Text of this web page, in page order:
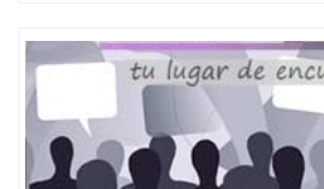
心，占地154公顷。它是一所位于
名综合性公立大学，它以极高的
茅的毕业薪资，浓厚的多元化学
教育质量，被《福克斯》杂志评
合性大学，每年有来自世界各地
生前往求学。 至今，这是一所在